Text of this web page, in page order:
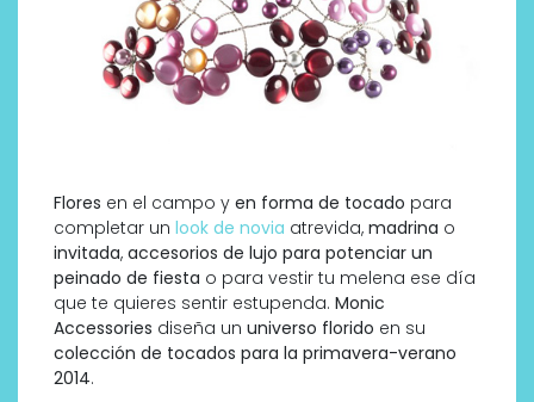
Flores en el campo y en forma de tocado para
completar un look de novia atrevida, madrina o
invitada, accesorios de lujo para potenciar un
peinado de fiesta o para vestir tu melena ese día
que te quieres sentir estupenda. Monic
Accessories diseña un universo florido en su
colección de tocados para la primavera-verano
2014.